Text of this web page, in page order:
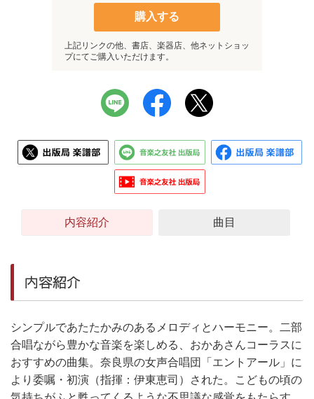
購入する
上記リンクの他、書店、楽器店、他ネットショッ
プにてご購入いただけます。
内容紹介 曲目
内容紹介
シンプルであたたかみのあるメロディとハーモニー。二部
合唱ながら豊かな音楽を楽しめる、おかあさんコーラスに
おすすめの曲集。奈良県の女声合唱団「エントアール」に
より委嘱・初演（指揮：伊東恵司）された。こどもの頃の